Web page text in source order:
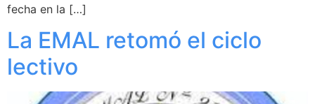
fecha en la […]
La EMAL retomó el ciclo
lectivo